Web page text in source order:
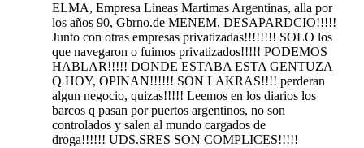
ELMA, Empresa Lineas Martimas Argentinas, alla por
los años 90, Gbrno.de MENEM, DESAPARDCIO!!!!!
Junto con otras empresas privatizadas!!!!!!!! SOLO los
que navegaron o fuimos privatizados!!!!! PODEMOS
HABLAR!!!!! DONDE ESTABA ESTA GENTUZA
Q HOY, OPINAN!!!!!! SON LAKRAS!!!! perderan
algun negocio, quizas!!!!! Leemos en los diarios los
barcos q pasan por puertos argentinos, no son
controlados y salen al mundo cargados de
droga!!!!!! UDS.SRES SON COMPLICES!!!!!